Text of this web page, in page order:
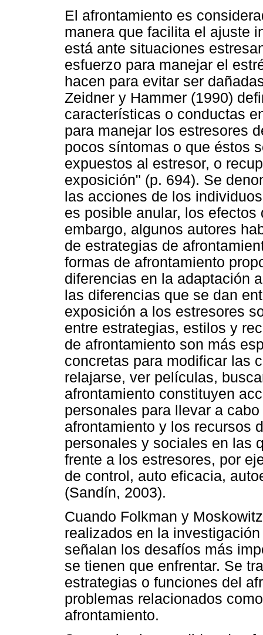
El afrontamiento es
manera que facilita el ajuste
está ante situaciones
esfuerzo para manejar el
hacen para evitar ser
Zeidner y Hammer (1990)
características o conductas
para manejar los estresores
pocos síntomas o que éstos
expuestos al estresor, o
exposición" (p. 694). Se
las acciones de los
es posible anular, los
embargo, algunos autores
de estrategias de
formas de afrontamiento
diferencias en la adaptación
las diferencias que se dan
exposición a los estresores
entre estrategias, estilos y
de afrontamiento son más
concretas para modificar las
relajarse, ver películas,
afrontamiento constituyen
personales para llevar a
afrontamiento y los recursos
personales y sociales en las
frente a los estresores, por
de control, auto eficacia,
(Sandín, 2003).
Cuando Folkman y
realizados en la
señalan los desafíos más
se tienen que enfrentar. Se
estrategias o funciones del
problemas relacionados
afrontamiento.